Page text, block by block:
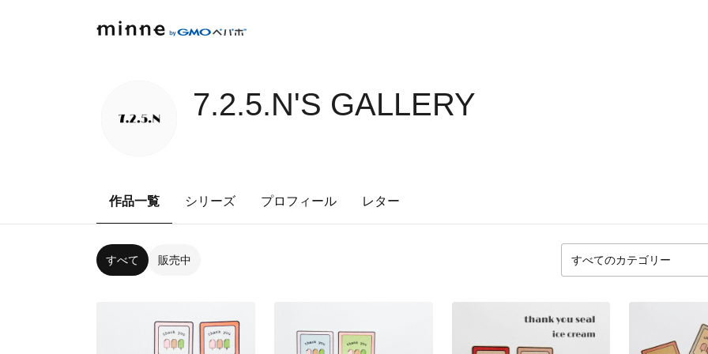
7.2.5.N'S GALLERY
作品一覧 シリーズ プロフィール レター
すべて 販売中